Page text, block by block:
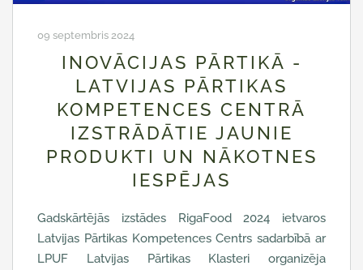
09 septembris 2024
INOVĀCIJAS PĀRTIKĀ -
LATVIJAS PĀRTIKAS
KOMPETENCES CENTRĀ
IZSTRĀDĀTIE JAUNIE
PRODUKTI UN NĀKOTNES
IESPĒJAS
Gadskārtējās izstādes RigaFood 2024 ietvaros
Latvijas Pārtikas Kompetences Centrs sadarbībā ar
LPUF Latvijas Pārtikas Klasteri organizēja